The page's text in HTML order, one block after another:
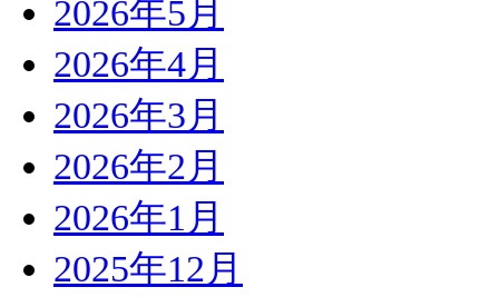
2026年5月
2026年4月
2026年3月
2026年2月
2026年1月
2025年12月